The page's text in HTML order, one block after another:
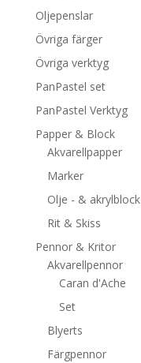
Oljepenslar
Övriga färger
Övriga verktyg
PanPastel set
PanPastel Verktyg
Papper & Block
Akvarellpapper
Marker
Olje - & akrylblock
Rit & Skiss
Pennor & Kritor
Akvarellpennor
Caran d'Ache
Set
Blyerts
Färgpennor